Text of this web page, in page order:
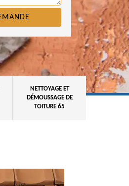
NETTOYAGE ET
DÉMOUSSAGE DE
TOITURE 65